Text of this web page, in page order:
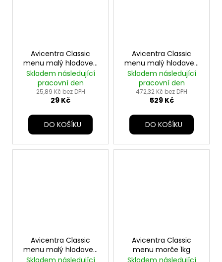
Avicentra Classic
menu malý hlodavec
1kg
Skladem následující
pracovní den
25,89 Kč bez DPH
29 Kč
DO KOŠÍKU
Avicentra Classic
menu malý hlodavec
20kg
Skladem následující
pracovní den
472,32 Kč bez DPH
529 Kč
DO KOŠÍKU
Avicentra Classic
menu malý hlodavec
500g
Avicentra Classic
menu morče 1kg